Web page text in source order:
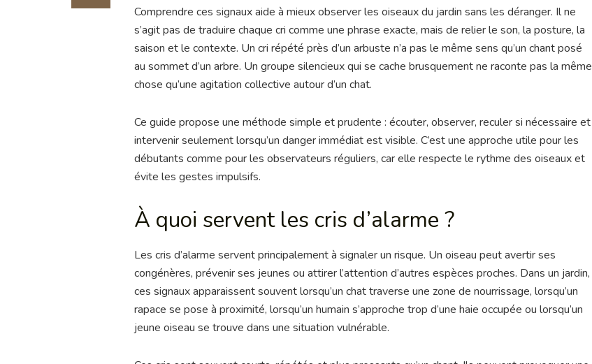
Comprendre ces signaux aide à mieux observer les oiseaux du jardin sans les déranger. Il ne
s’agit pas de traduire chaque cri comme une phrase exacte, mais de relier le son, la posture, la
saison et le contexte. Un cri répété près d’un arbuste n’a pas le même sens qu’un chant posé
au sommet d’un arbre. Un groupe silencieux qui se cache brusquement ne raconte pas la même
chose qu’une agitation collective autour d’un chat.
Ce guide propose une méthode simple et prudente : écouter, observer, reculer si nécessaire et
intervenir seulement lorsqu’un danger immédiat est visible. C’est une approche utile pour les
débutants comme pour les observateurs réguliers, car elle respecte le rythme des oiseaux et
évite les gestes impulsifs.
À quoi servent les cris d’alarme ?
Les cris d’alarme servent principalement à signaler un risque. Un oiseau peut avertir ses
congénères, prévenir ses jeunes ou attirer l’attention d’autres espèces proches. Dans un jardin,
ces signaux apparaissent souvent lorsqu’un chat traverse une zone de nourrissage, lorsqu’un
rapace se pose à proximité, lorsqu’un humain s’approche trop d’une haie occupée ou lorsqu’un
jeune oiseau se trouve dans une situation vulnérable.